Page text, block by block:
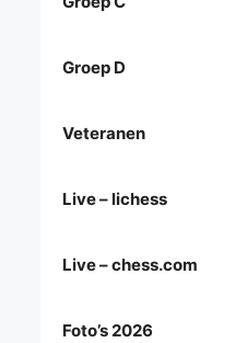
Groep D
Veteranen
Live – lichess
Live – chess.com
Foto’s 2026